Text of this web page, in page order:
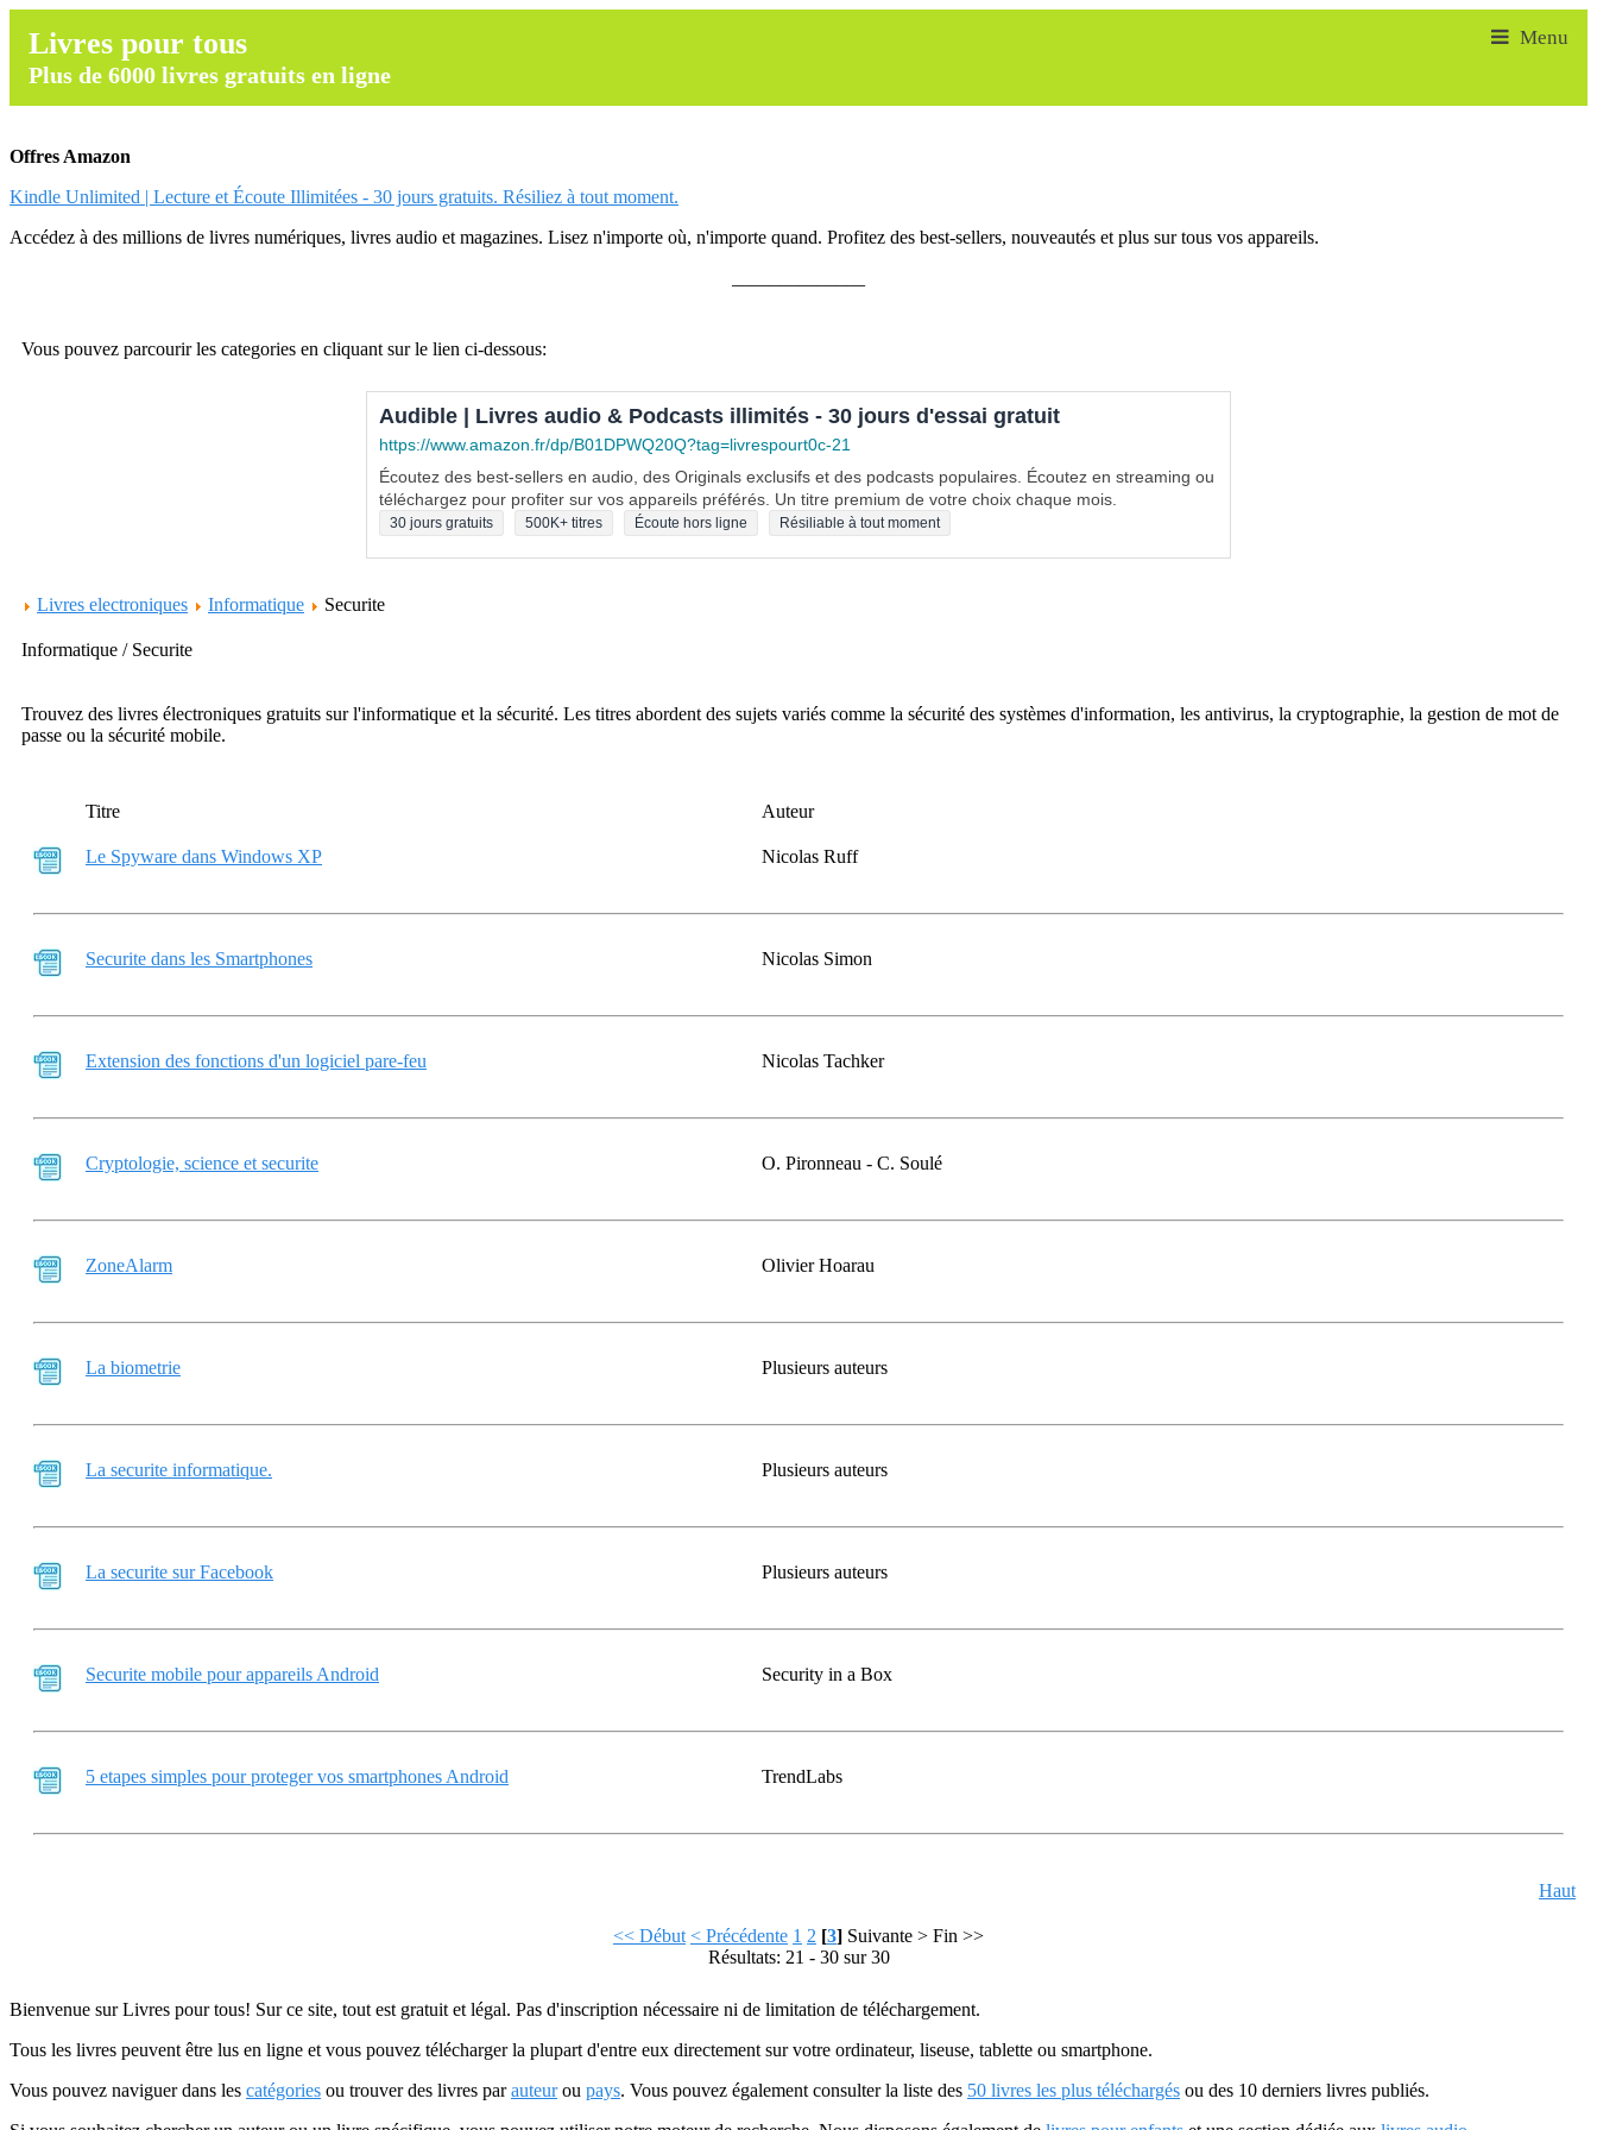
Livres pour tous
Plus de 6000 livres gratuits en ligne
Offres Amazon
Kindle Unlimited | Lecture et Écoute Illimitées - 30 jours gratuits. Résiliez à tout moment.
Accédez à des millions de livres numériques, livres audio et magazines. Lisez n'importe où, n'importe quand. Profitez des best-sellers, nouveautés et plus sur tous vos appareils.
Vous pouvez parcourir les categories en cliquant sur le lien ci-dessous:
Audible | Livres audio & Podcasts illimités - 30 jours d'essai gratuit
https://www.amazon.fr/dp/B01DPWQ20Q?tag=livrespourt0c-21
Écoutez des best-sellers en audio, des Originals exclusifs et des podcasts populaires. Écoutez en streaming ou
téléchargez pour profiter sur vos appareils préférés. Un titre premium de votre choix chaque mois.
30 jours gratuits 500K+ titres Écoute hors ligne Résiliable à tout moment
Livres electroniques Informatique Securite
Informatique / Securite
Trouvez des livres électroniques gratuits sur l'informatique et la sécurité. Les titres abordent des sujets variés comme la sécurité des systèmes d'information, les antivirus, la cryptographie, la gestion de mot de
passe ou la sécurité mobile.
Titre Auteur
Le Spyware dans Windows XP Nicolas Ruff
Securite dans les Smartphones Nicolas Simon
Extension des fonctions d'un logiciel pare-feu Nicolas Tachker
Cryptologie, science et securite O. Pironneau - C. Soulé
ZoneAlarm Olivier Hoarau
La biometrie Plusieurs auteurs
La securite informatique. Plusieurs auteurs
La securite sur Facebook Plusieurs auteurs
Securite mobile pour appareils Android Security in a Box
5 etapes simples pour proteger vos smartphones Android TrendLabs
Haut
<< Début < Précédente 1 2 [3] Suivante > Fin >>
Résultats: 21 - 30 sur 30
Bienvenue sur Livres pour tous! Sur ce site, tout est gratuit et légal. Pas d'inscription nécessaire ni de limitation de téléchargement.
Tous les livres peuvent être lus en ligne et vous pouvez télécharger la plupart d'entre eux directement sur votre ordinateur, liseuse, tablette ou smartphone.
Vous pouvez naviguer dans les catégories ou trouver des livres parauteurou pays. Vous pouvez également consulter la liste des 50 livres les plus téléchargés ou des 10 derniers livres publiés.